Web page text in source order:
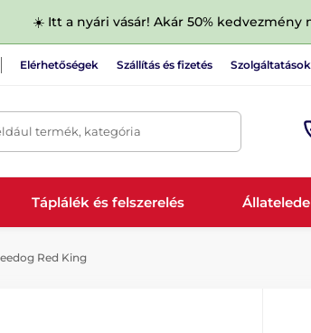
☀️ Itt a nyári vásár! Akár 50%
Elérhetőségek Szállítás és fizetés Szolgáltatások
termék, kategória
Táplálék és felszerelés
Red King